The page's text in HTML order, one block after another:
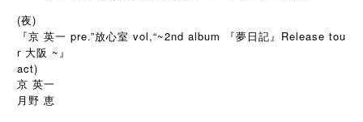
(夜)
『京 英一 pre.”放心室 vol,“~2nd album 『夢日記』Release tou
r 大阪 ~』
act)
京 英一
月野 恵